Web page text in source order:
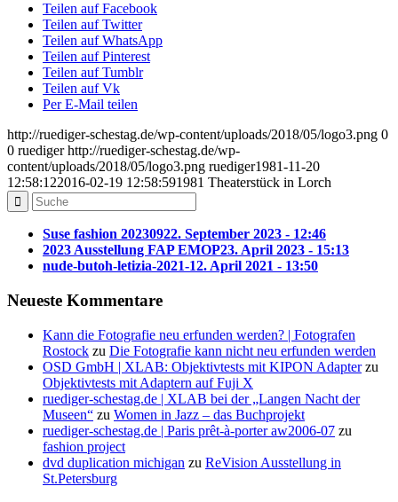
Teilen auf Facebook
Teilen auf Twitter
Teilen auf WhatsApp
Teilen auf Pinterest
Teilen auf Tumblr
Teilen auf Vk
Per E-Mail teilen
http://ruediger-schestag.de/wp-content/uploads/2018/05/logo3.png 0
0 ruediger http://ruediger-schestag.de/wp-
content/uploads/2018/05/logo3.png ruediger1981-11-20
12:58:122016-02-19 12:58:591981 Theaterstück in Lorch
Suse fashion 20230922. September 2023 - 12:46
2023 Ausstellung FAP EMOP23. April 2023 - 15:13
nude-butoh-letizia-2021-12. April 2021 - 13:50
Neueste Kommentare
Kann die Fotografie neu erfunden werden? | Fotografen
Rostock zu Die Fotografie kann nicht neu erfunden werden
OSD GmbH | XLAB: Objektivtests mit KIPON Adapterzu
Objektivtests mit Adaptern auf Fuji X
ruediger-schestag.de | XLAB bei der „Langen Nacht der
Museen“ zu Women in Jazz – das Buchprojekt
ruediger-schestag.de | Paris prêt-à-porter aw2006-07 zu
fashion project
dvd duplication michigan zu ReVision Ausstellung in
St.Petersburg